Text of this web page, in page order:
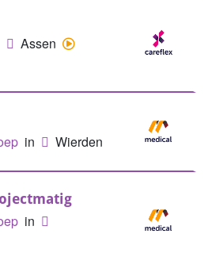
Assen
in Wierden
in